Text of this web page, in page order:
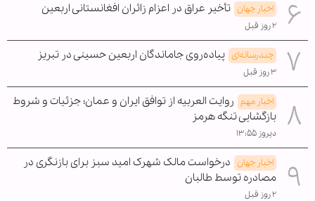
اخبار جهان تأخیر عراق در اعزام زائران افغانستانی اربعین
۲ روز قبل
چندرسانه‌ای پیاده‌روی جاماندگان اربعین حسینی در تبریز
۳ روز قبل
اخبار مهم روایت العربیه از توافق ایران و عمان؛ جزئیات و شروط
بازگشایی تنگه هرمز
دیروز ۱۳:۵۵
اخبار جهان درخواست مالک شهرک امید سبز برای بازنگری در
مصادره توسط طالبان
۲ روز قبل